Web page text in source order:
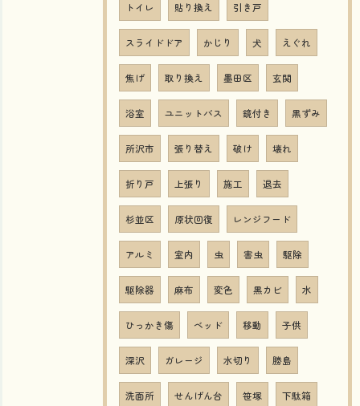
トイレ 貼り換え 引き戸
スライドドア かじり 犬 えぐれ
焦げ 取り換え 墨田区 玄関
浴室 ユニットバス 鏡付き 黒ずみ
所沢市 張り替え 破け 壊れ
折り戸 上張り 施工 退去
杉並区 原状回復 レンジフード
アルミ 室内 虫 害虫 駆除
駆除器 麻布 変色 黒カビ 水
ひっかき傷 ベッド 移動 子供
深沢 ガレージ 水切り 勝島
洗面所 せんげん台 笹塚 下駄箱